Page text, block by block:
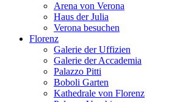
Arena von Verona
Haus der Julia
Verona besuchen
Florenz
Galerie der Uffizien
Galerie der Accademia
Palazzo Pitti
Boboli Garten
Kathedrale von Florenz